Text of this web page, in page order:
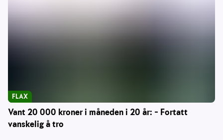
Vant 20 000 kroner i måneden i 20 år: – Fortatt
vanskelig å tro
FLAX